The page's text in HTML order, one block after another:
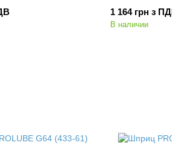
1 164 грн з
В наличии